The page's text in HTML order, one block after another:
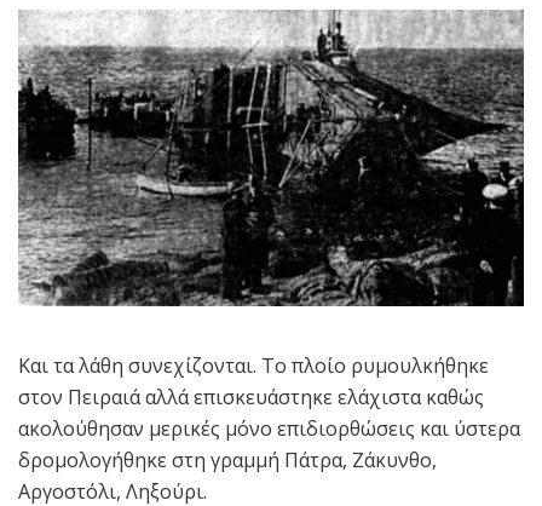
Και τα λάθη συνεχίζονται. Το πλοίο ρυμουλκήθηκε
στον Πειραιά αλλά επισκευάστηκε ελάχιστα καθώς
ακολούθησαν μερικές μόνο επιδιορθώσεις και ύστερα
δρομολογήθηκε στη γραμμή Πάτρα, Ζάκυνθο,
Αργοστόλι, Ληξούρι.